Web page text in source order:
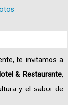
te invitamos a
& Restaurante,
y el sabor de